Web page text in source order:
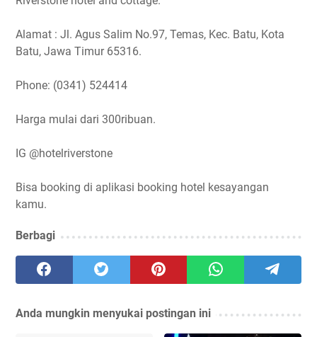
Alamat : Jl. Agus Salim No.97, Temas, Kec. Batu, Kota
Batu, Jawa Timur 65316.
Phone: (0341) 524414
Harga mulai dari 300ribuan.
IG @hotelriverstone
Bisa booking di aplikasi booking hotel kesayangan
kamu.
Berbagi
Anda mungkin menyukai postingan ini